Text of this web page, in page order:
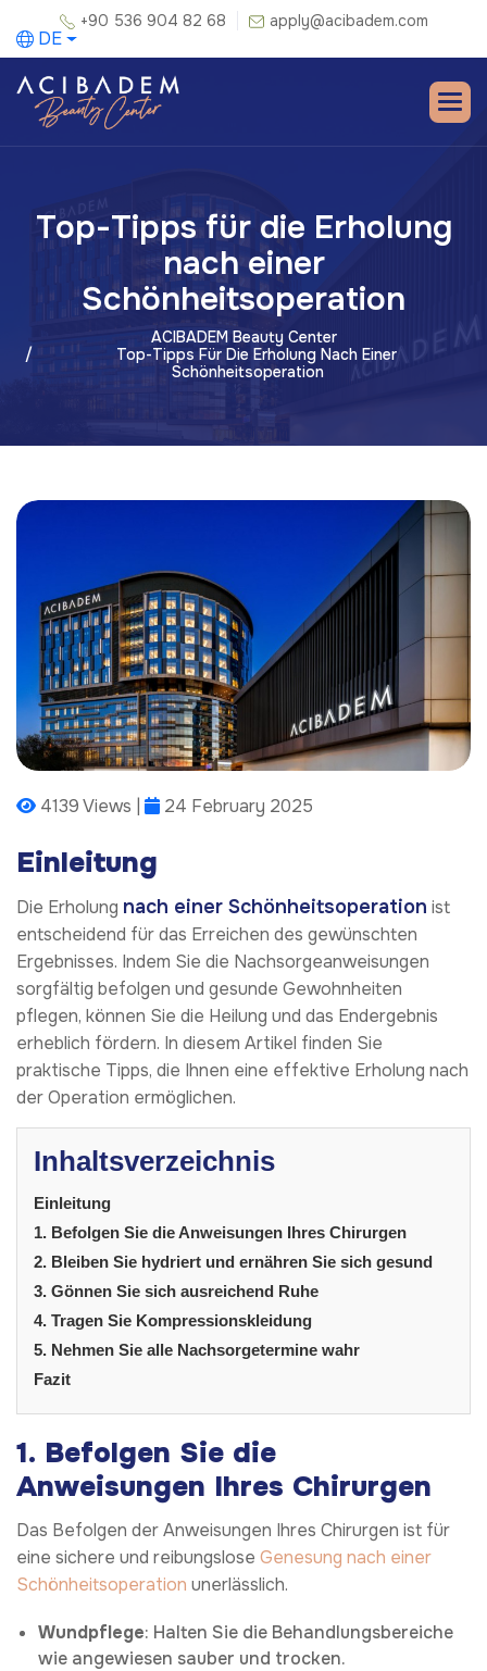
+90 536 904 82 68 apply@acibadem.com
DE
Top-Tipps für die Erholung
nach einer
Schönheitsoperation
ACIBADEM Beauty Center
Top-Tipps Für Die Erholung Nach Einer
Schönheitsoperation
4139 Views | 24 February 2025
Einleitung
Die Erholung nach einer Schönheitsoperation ist
entscheidend für das Erreichen des gewünschten
Ergebnisses. Indem Sie die Nachsorgeanweisungen
sorgfältig befolgen und gesunde Gewohnheiten
pflegen, können Sie die Heilung und das Endergebnis
erheblich fördern. In diesem Artikel finden Sie
praktische Tipps, die Ihnen eine effektive Erholung nach
der Operation ermöglichen.
Inhaltsverzeichnis
Einleitung
1. Befolgen Sie die Anweisungen Ihres Chirurgen
2. Bleiben Sie hydriert und ernähren Sie sich gesund
3. Gönnen Sie sich ausreichend Ruhe
4. Tragen Sie Kompressionskleidung
5. Nehmen Sie alle Nachsorgetermine wahr
Fazit
1. Befolgen Sie die
Anweisungen Ihres Chirurgen
Das Befolgen der Anweisungen Ihres Chirurgen ist für
eine sichere und reibungslose Genesung nach einer
Schönheitsoperation unerlässlich.
Wundpflege: Halten Sie die Behandlungsbereiche
wie angewiesen sauber und trocken.